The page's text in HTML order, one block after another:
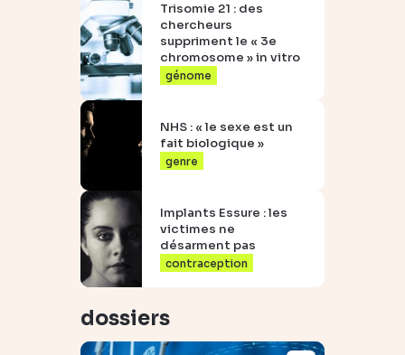
Trisomie 21 : des
chercheurs
suppriment le « 3e
chromosome » in vitro
génome
NHS : « le sexe est un
fait biologique »
genre
Implants Essure : les
victimes ne
désarment pas
contraception
dossiers